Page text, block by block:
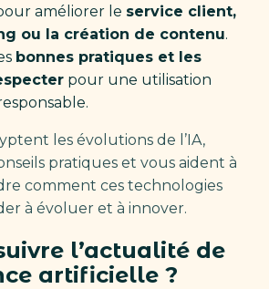
améliorer le service client,
ou la création de contenu.
bonnes pratiques et les
pour une utilisation
les évolutions de l’IA,
pratiques et vous aident à
comment ces technologies
à évoluer et à innover.
l’actualité de
artificielle ?